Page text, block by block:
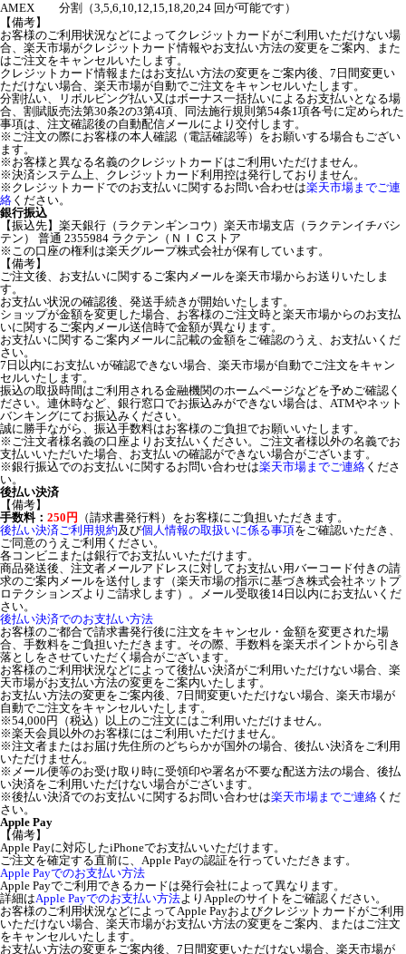
AMEX
分割（3,5,6,10,12,15,18,20,24 回が可能です）
【備考】
お客様のご利用状況などによってクレジットカードがご利用いただけない場
合、楽天市場がクレジットカード情報やお支払い方法の変更をご案内、また
はご注文をキャンセルいたします。
クレジットカード情報またはお支払い方法の変更をご案内後、7日間変更い
ただけない場合、楽天市場が自動でご注文をキャンセルいたします。
分割払い、リボルビング払い又はボーナス一括払いによるお支払いとなる場
合、割賦販売法第30条2の3第4項、同法施行規則第54条1項各号に定められた
事項は、注文確認後の自動配信メールにより交付します。
※ご注文の際にお客様の本人確認（電話確認等）をお願いする場合もござい
ます。
※お客様と異なる名義のクレジットカードはご利用いただけません。
※決済システム上、クレジットカード利用控は発行しておりません。
※クレジットカードでのお支払いに関するお問い合わせは楽天市場までご連
絡 ください。
銀行振込
【振込先】楽天銀行（ラクテンギンコウ）楽天市場支店（ラクテンイチバシ
テン） 普通 2355984 ラクテン（ＮＩＣストア
※この口座の権利は楽天グループ株式会社が保有しています。
【備考】
ご注文後、お支払いに関するご案内メールを楽天市場からお送りいたしま
す。
お支払い状況の確認後、発送手続きが開始いたします。
ショップが金額を変更した場合、お客様のご注文時と楽天市場からのお支払
いに関するご案内メール送信時で金額が異なります。
お支払いに関するご案内メールに記載の金額をご確認のうえ、お支払いくだ
さい。
7日以内にお支払いが確認できない場合、楽天市場が自動でご注文をキャン
セルいたします。
振込の取扱時間はご利用される金融機関のホームページなどを予めご確認く
ださい。連休時など、銀行窓口でお振込みができない場合は、ATMやネット
バンキングにてお振込みください。
誠に勝手ながら、振込手数料はお客様のご負担でお願いいたします。
※ご注文者様名義の口座よりお支払いください。ご注文者様以外の名義でお
支払いいただいた場合、お支払いの確認ができない場合がございます。
※銀行振込でのお支払いに関するお問い合わせは楽天市場までご連絡 くださ
い。
後払い決済
【備考】
手数料： 250円
（請求書発行料）をお客様にご負担いただきます。
後払い決済ご利用規約及び個人情報の取扱いに係る事項をご確認いただき、
ご同意のうえご利用ください。
各コンビニまたは銀行でお支払いいただけます。
商品発送後、注文者メールアドレスに対してお支払い用バーコード付きの請
求のご案内メールを送付します（楽天市場の指示に基づき株式会社ネットプ
ロテクションズよりご請求します）。メール受取後14日以内にお支払いくだ
さい。
後払い決済でのお支払い方法
お客様のご都合で請求書発行後に注文をキャンセル・金額を変更された場
合、手数料をご負担いただきます。その際、手数料を楽天ポイントから引き
落としをさせていただく場合がございます。
お客様のご利用状況などによって後払い決済がご利用いただけない場合、楽
天市場がお支払い方法の変更をご案内いたします。
お支払い方法の変更をご案内後、7日間変更いただけない場合、楽天市場が
自動でご注文をキャンセルいたします。
※54,000円（税込）以上のご注文にはご利用いただけません。
※楽天会員以外のお客様にはご利用いただけません。
※注文者またはお届け先住所のどちらかが国外の場合、後払い決済をご利用
いただけません。
※メール便等のお受け取り時に受領印や署名が不要な配送方法の場合、後払
い決済をご利用いただけない場合がございます。
※後払い決済でのお支払いに関するお問い合わせは楽天市場までご連絡 くだ
さい。
Apple Pay
【備考】
Apple Payに対応したiPhoneでお支払いいただけます。
ご注文を確定する直前に、Apple Payの認証を行っていただきます。
Apple Payでのお支払い方法
Apple Payでご利用できるカードは発行会社によって異なります。
詳細はApple Payでのお支払い方法よりAppleのサイトをご確認ください。
お客様のご利用状況などによってApple Payおよびクレジットカードがご利用
いただけない場合、楽天市場がお支払い方法の変更をご案内、またはご注文
をキャンセルいたします。
お支払い方法の変更をご案内後、7日間変更いただけない場合、楽天市場が